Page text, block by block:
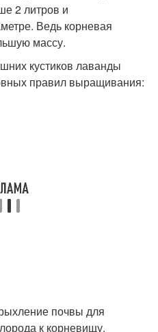
2 литров и
Ведь корневая
массу.
кустиков лаванды
правил выращивания:
почвы для
к корневищу.